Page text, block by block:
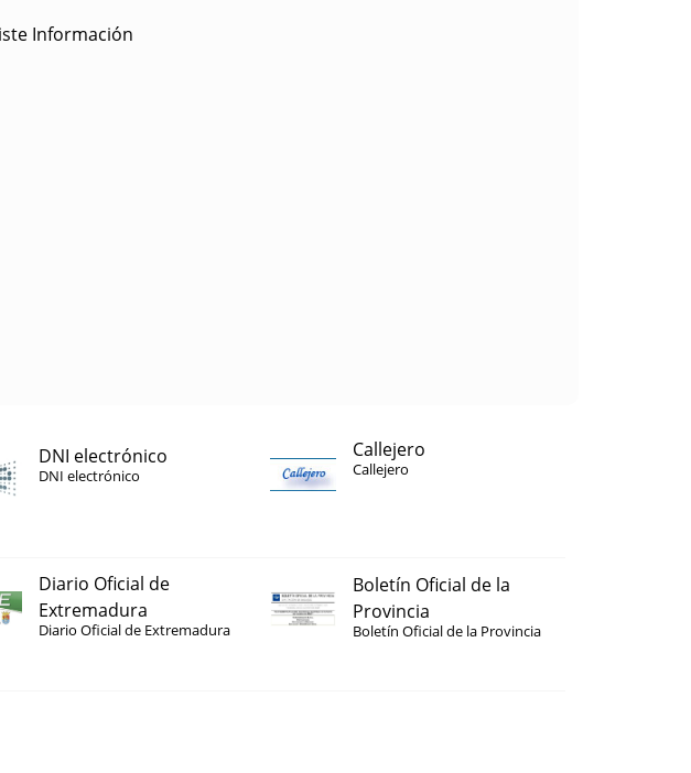
Información
DNI electrónico
DNI electrónico
Callejero
Callejero
Diario Oficial de
Extremadura
Diario Oficial de Extremadura
Boletín Oficial de la
Provincia
Boletín Oficial de la Provincia